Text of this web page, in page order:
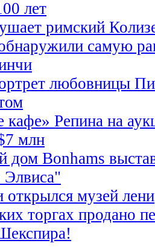
лет
римский
самую
любовницы
кафе» Репина на
млн
дом Bonhams
музей лени
торгах продано